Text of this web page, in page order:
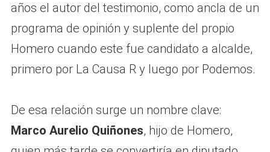
años el autor del testimonio, como ancla de un
programa de opinión y suplente del propio
Homero cuando este fue candidato a alcalde,
primero por La Causa R y luego por Podemos.
De esa relación surge un nombre clave:
Marco Aurelio Quiñones, hijo de Homero,